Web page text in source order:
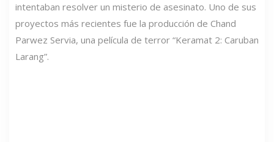
intentaban resolver un misterio de asesinato. Uno de sus
proyectos más recientes fue la producción de Chand
Parwez Servia, una película de terror “Keramat 2: Caruban
Larang”.